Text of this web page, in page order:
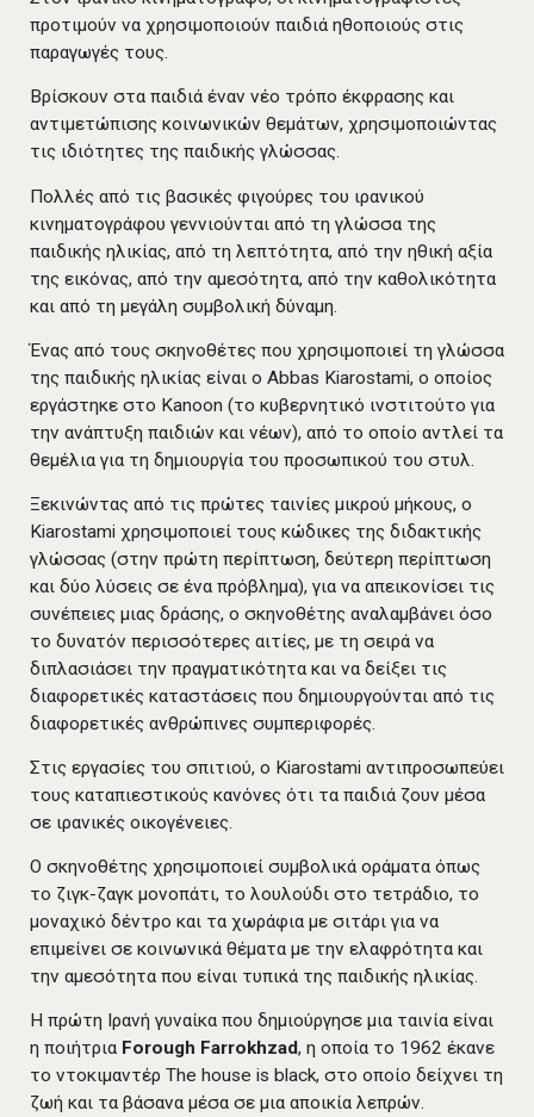
προτιμούν να χρησιμοποιούν παιδιά ηθοποιούς στις
παραγωγές τους.
Βρίσκουν στα παιδιά έναν νέο τρόπο έκφρασης και
αντιμετώπισης κοινωνικών θεμάτων, χρησιμοποιώντας
τις ιδιότητες της παιδικής γλώσσας.
Πολλές από τις βασικές φιγούρες του ιρανικού
κινηματογράφου γεννιούνται από τη γλώσσα της
παιδικής ηλικίας, από τη λεπτότητα, από την ηθική αξία
της εικόνας, από την αμεσότητα, από την καθολικότητα
και από τη μεγάλη συμβολική δύναμη.
Ένας από τους σκηνοθέτες που χρησιμοποιεί τη γλώσσα
της παιδικής ηλικίας είναι ο Abbas Kiarostami, ο οποίος
εργάστηκε στο Kanoon (το κυβερνητικό ινστιτούτο για
την ανάπτυξη παιδιών και νέων), από το οποίο αντλεί τα
θεμέλια για τη δημιουργία του προσωπικού του στυλ.
Ξεκινώντας από τις πρώτες ταινίες μικρού μήκους, ο
Kiarostami χρησιμοποιεί τους κώδικες της διδακτικής
γλώσσας (στην πρώτη περίπτωση, δεύτερη περίπτωση
και δύο λύσεις σε ένα πρόβλημα), για να απεικονίσει τις
συνέπειες μιας δράσης, ο σκηνοθέτης αναλαμβάνει όσο
το δυνατόν περισσότερες αιτίες, με τη σειρά να
διπλασιάσει την πραγματικότητα και να δείξει τις
διαφορετικές καταστάσεις που δημιουργούνται από τις
διαφορετικές ανθρώπινες συμπεριφορές.
Στις εργασίες του σπιτιού, ο Kiarostami αντιπροσωπεύει
τους καταπιεστικούς κανόνες ότι τα παιδιά ζουν μέσα
σε ιρανικές οικογένειες.
Ο σκηνοθέτης χρησιμοποιεί συμβολικά οράματα όπως
το ζιγκ-ζαγκ μονοπάτι, το λουλούδι στο τετράδιο, το
μοναχικό δέντρο και τα χωράφια με σιτάρι για να
επιμείνει σε κοινωνικά θέματα με την ελαφρότητα και
την αμεσότητα που είναι τυπικά της παιδικής ηλικίας.
Η πρώτη Ιρανή γυναίκα που δημιούργησε μια ταινία είναι
η ποιήτρια Forough Farrokhzad, η οποία το 1962 έκανε
το ντοκιμαντέρ The house is black, στο οποίο δείχνει τη
ζωή και τα βάσανα μέσα σε μια αποικία λεπρών.